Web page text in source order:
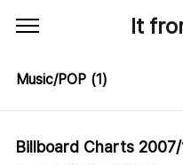
It
Music/POP (1)
Billboard Charts 2007/